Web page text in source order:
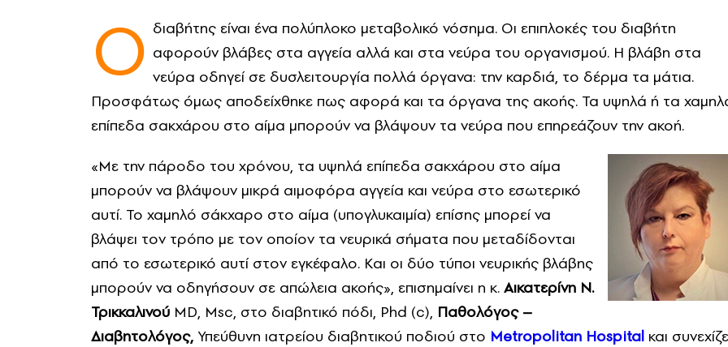
Ο διαβήτης είναι ένα πολύπλοκο μεταβολικό νόσημα. Οι επιπλοκές του διαβήτη
αφορούν βλάβες στα αγγεία αλλά και στα νεύρα του οργανισμού. Η βλάβη στα
νεύρα οδηγεί σε δυσλειτουργία πολλά όργανα: την καρδιά, το δέρμα τα μάτια.
Προσφάτως όμως αποδείχθηκε πως αφορά και τα όργανα της ακοής. Τα υψηλά ή τα
επίπεδα σακχάρου στο αίμα μπορούν να βλάψουν τα νεύρα που επηρεάζουν την ακοή.
«Με την πάροδο του χρόνου, τα υψηλά επίπεδα σακχάρου στο αίμα
μπορούν να βλάψουν μικρά αιμοφόρα αγγεία και νεύρα στο εσωτερικό
αυτί. Το χαμηλό σάκχαρο στο αίμα (υπογλυκαιμία) επίσης μπορεί να
βλάψει τον τρόπο με τον οποίον τα νευρικά σήματα που μεταδίδονται
από το εσωτερικό αυτί στον εγκέφαλο. Και οι δύο τύποι νευρικής βλάβης
μπορούν να οδηγήσουν σε απώλεια ακοής», επισημαίνει η κ. Αικατερίνη Ν.
Τρικκαλινού MD, Msc, στο διαβητικό πόδι, Phd (c), Παθολόγος –
Διαβητολόγος, Υπεύθυνη ιατρείου διαβητικού ποδιού στο Metropolitan Hospital και